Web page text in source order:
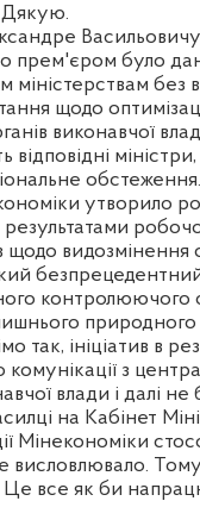
прем'єром було
міністерствам
щодо
виконавчої
міністри,
обстеження.
утворило
результатами
щодо
контролюючого
так, ініціатив в
комунікації з
влади і далі не
на Кабінет
Мінекономіки
Тому
все як би